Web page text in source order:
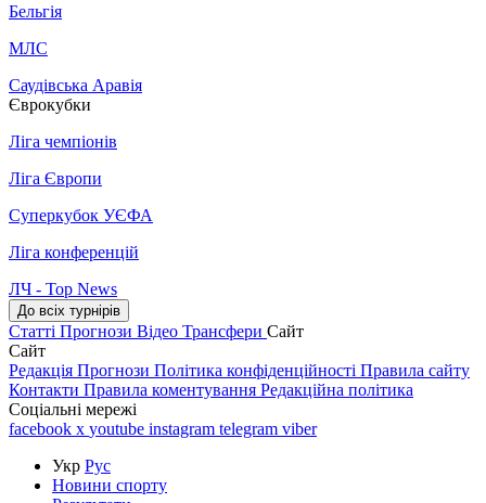
Бельгія
МЛС
Саудівська Аравія
Єврокубки
Ліга чемпіонів
Ліга Європи
Суперкубок УЄФА
Ліга конференцій
ЛЧ - Top News
До всіх турнірів
Статті Прогнози Відео Трансфери Сайт
Сайт
Редакція Прогнози Політика конфіденційності Правила сайту
Контакти Правила коментування Редакційна політика
Соціальні мережі
facebook x youtube instagram telegram viber
Укр Рус
Новини спорту